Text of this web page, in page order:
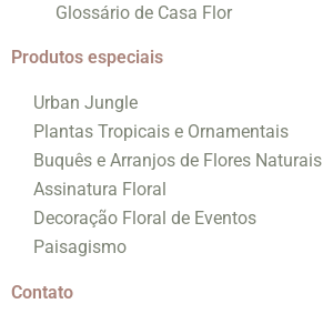
Glossário de Casa Flor
Produtos especiais
Urban Jungle
Plantas Tropicais e Ornamentais
Buquês e Arranjos de Flores Naturais
Assinatura Floral
Decoração Floral de Eventos
Paisagismo
Contato